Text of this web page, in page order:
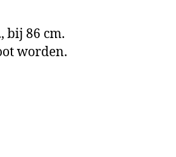
bij 86 cm.
worden.